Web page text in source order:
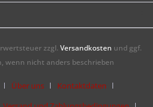
zzgl. Versandkosten und ggf.
wenn nicht anders beschrieben
Über uns
Kontaktdaten